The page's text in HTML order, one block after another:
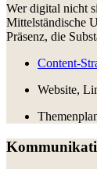
Wer digital nicht
Mittelständische
Präsenz, die
Content-
Website,